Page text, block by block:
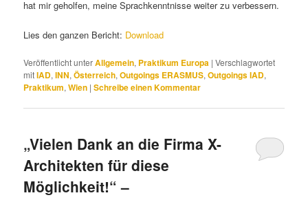
hat mir geholfen, meine Sprachkenntnisse weiter zu verbessern.
Lies den ganzen Bericht: Download
Veröffentlicht unterAllgemein, Praktikum Europa |Verschlagwortet
mitIAD,INN,Österreich,Outgoings ERASMUS,Outgoings IAD,
Praktikum,Wien |Schreibe einen Kommentar
„Vielen Dank an die Firma X-
Architekten für diese
Möglichkeit!“ –